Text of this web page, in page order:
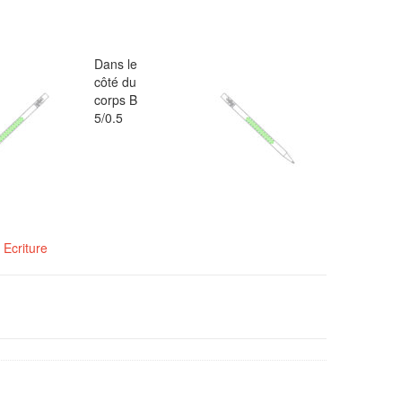
Dans le
côté du
corps B
5/0.5
Ecriture